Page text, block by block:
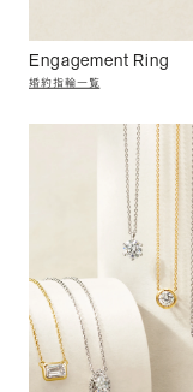
Engagement Ring
婚約指輪一覧